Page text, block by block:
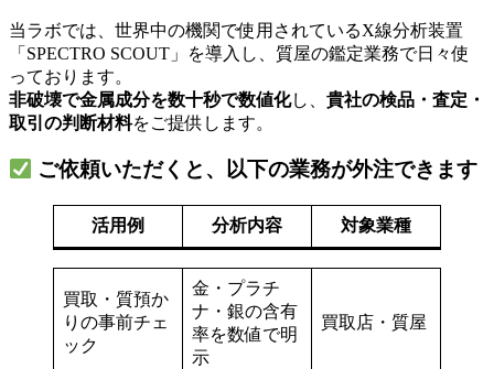
当ラボでは、世界中の機関で使用されているX線分析装置
「SPECTRO SCOUT」を導入し、質屋の鑑定業務で日々使
っております。
非破壊で金属成分を数十秒で数値化し、 貴社の検品・査定・
取引の判断材料をご提供します。
ご依頼いただくと、以下の業務が外注できます
活用例 分析内容 対象業種
買取・質預か
りの事前チェ
ック
金・プラチ
ナ・銀の含有
率を数値で明
示
買取店・質屋